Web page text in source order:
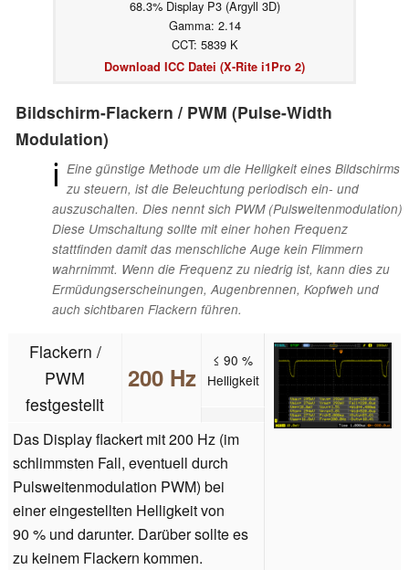
68.3% Display P3 (Argyll 3D)
Gamma: 2.14
CCT: 5839 K
Download ICC Datei (X-Rite i1Pro 2)
Bildschirm-Flackern / PWM (Pulse-Width
Modulation)
ℹ Eine günstige Methode um die Helligkeit eines Bildschirms
zu steuern, ist die Beleuchtung periodisch ein- und
auszuschalten. Dies nennt sich PWM (Pulsweitenmodulation)
Diese Umschaltung sollte mit einer hohen Frequenz
stattfinden damit das menschliche Auge kein Flimmern
wahrnimmt. Wenn die Frequenz zu niedrig ist, kann dies zu
Ermüdungserscheinungen, Augenbrennen, Kopfweh und
auch sichtbaren Flackern führen.
Flackern /
PWM
festgestellt
200 Hz
≤ 90 %
Helligkeit
Das Display flackert mit 200 Hz (im
schlimmsten Fall, eventuell durch
Pulsweitenmodulation PWM) bei
einer eingestellten Helligkeit von
90 % und darunter. Darüber sollte es
zu keinem Flackern kommen.